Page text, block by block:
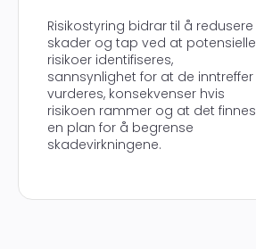
Risikostyring bidrar til å redusere
skader og tap ved at potensielle
risikoer identifiseres,
sannsynlighet for at de inntreffer
vurderes, konsekvenser hvis
risikoen rammer og at det finnes
en plan for å begrense
skadevirkningene.